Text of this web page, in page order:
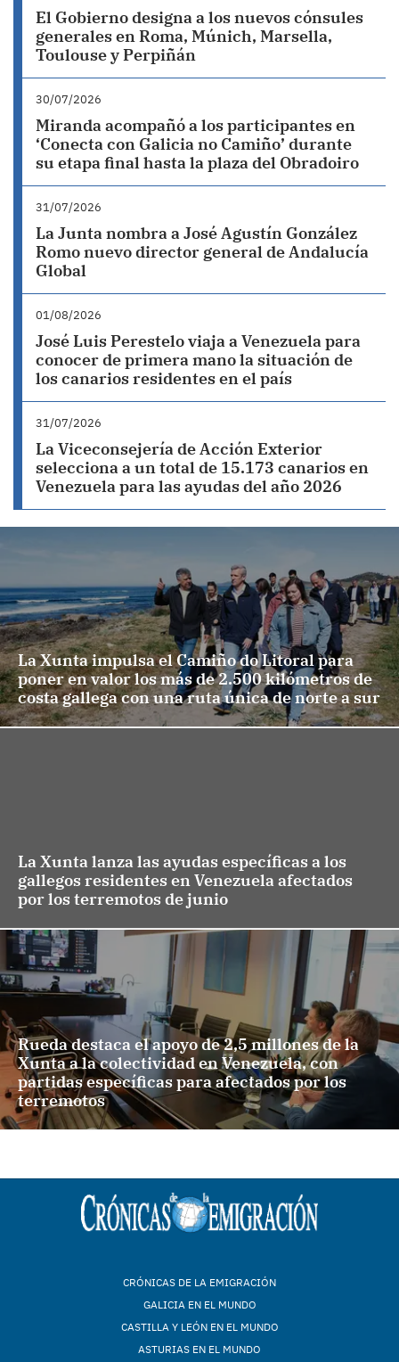
El Gobierno designa a los nuevos cónsules
generales en Roma, Múnich, Marsella,
Toulouse y Perpiñán
30/07/2026
Miranda acompañó a los participantes en
‘Conecta con Galicia no Camiño’ durante
su etapa final hasta la plaza del Obradoiro
31/07/2026
La Junta nombra a José Agustín González
Romo nuevo director general de Andalucía
Global
01/08/2026
José Luis Perestelo viaja a Venezuela para
conocer de primera mano la situación de
los canarios residentes en el país
31/07/2026
La Viceconsejería de Acción Exterior
selecciona a un total de 15.173 canarios en
Venezuela para las ayudas del año 2026
La Xunta impulsa el Camiño do Litoral para
poner en valor los más de 2.500 kilómetros de
costa gallega con una ruta única de norte a sur
La Xunta lanza las ayudas específicas a los
gallegos residentes en Venezuela afectados
por los terremotos de junio
Rueda destaca el apoyo de 2,5 millones de la
Xunta a la colectividad en Venezuela, con
partidas específicas para afectados por los
terremotos
CRÓNICAS DE LA EMIGRACIÓN
GALICIA EN EL MUNDO
CASTILLA Y LEÓN EN EL MUNDO
ASTURIAS EN EL MUNDO